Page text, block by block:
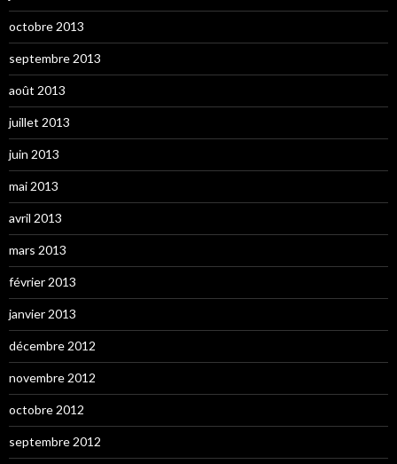
octobre 2013
septembre 2013
août 2013
juillet 2013
juin 2013
mai 2013
avril 2013
mars 2013
février 2013
janvier 2013
décembre 2012
novembre 2012
octobre 2012
septembre 2012